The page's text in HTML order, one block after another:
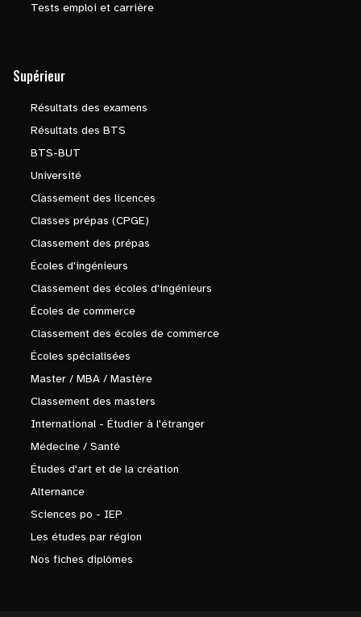
Tests emploi et carrière
Supérieur
Résultats des examens
Résultats des BTS
BTS-BUT
Université
Classement des licences
Classes prépas (CPGE)
Classement des prépas
Écoles d'ingénieurs
Classement des écoles d'ingénieurs
Écoles de commerce
Classement des écoles de commerce
Écoles spécialisées
Master / MBA / Mastère
Classement des masters
International - Étudier à l'étranger
Médecine / Santé
Études d'art et de la création
Alternance
Sciences po - IEP
Les études par région
Nos fiches diplômes